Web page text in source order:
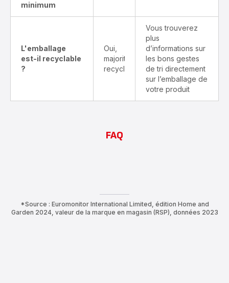
minimum
L'emballage
est-il recyclable
?
Oui,
majoritairement
recyclable
Vous trouverez
plus
d’informations sur
les bons gestes
de tri directement
sur l’emballage de
votre produit
FAQ
*Source : Euromonitor International Limited, édition Home and
Garden 2024, valeur de la marque en magasin (RSP), données 2023